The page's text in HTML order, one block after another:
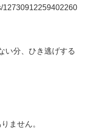
12730912259402260
い分、ひき逃げする
ません。